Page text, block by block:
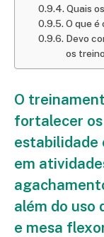
Quais
O que é
Devo
os
O
fortalecer
estabilidade
em
além do uso
e mesa